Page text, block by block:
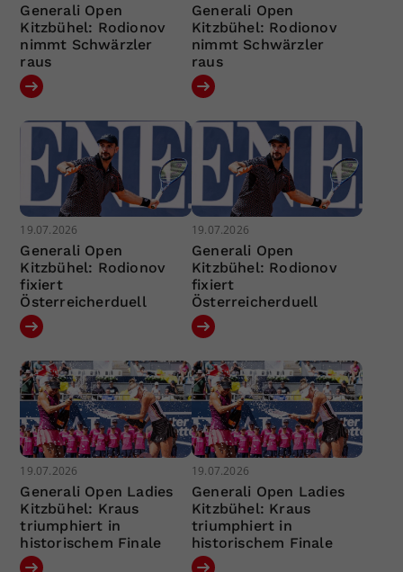
Generali Open
Kitzbühel: Rodionov
nimmt Schwärzler
raus
Generali Open
Kitzbühel: Rodionov
nimmt Schwärzler
raus
19.07.2026
Generali Open
Kitzbühel: Rodionov
fixiert
Österreicherduell
19.07.2026
Generali Open
Kitzbühel: Rodionov
fixiert
Österreicherduell
19.07.2026
Generali Open Ladies
Kitzbühel: Kraus
triumphiert in
historischem Finale
19.07.2026
Generali Open Ladies
Kitzbühel: Kraus
triumphiert in
historischem Finale